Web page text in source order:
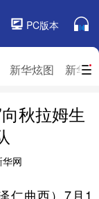
PC版本
新华炫图 新华
融视频
秋拉姆生
华网
曲西）7月1